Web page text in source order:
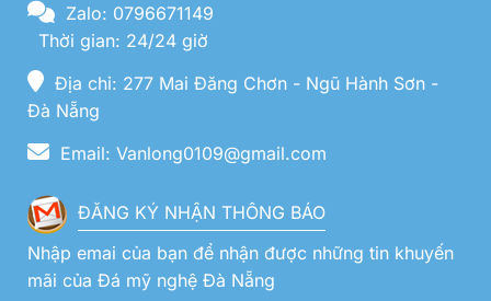
Zalo: 0796671149
Thời gian: 24/24 giờ
Địa chỉ: 277 Mai Đăng Chơn - Ngũ Hành Sơn -
Đà Nẵng
Email: Vanlong0109@gmail.com
ĐĂNG KÝ NHẬN THÔNG BÁO
Nhập emai của bạn để nhận được những tin khuyến
mãi của Đá mỹ nghệ Đà Nẵng